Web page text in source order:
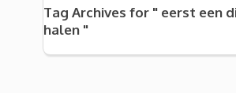
Tag Archives for " eerst een
halen "